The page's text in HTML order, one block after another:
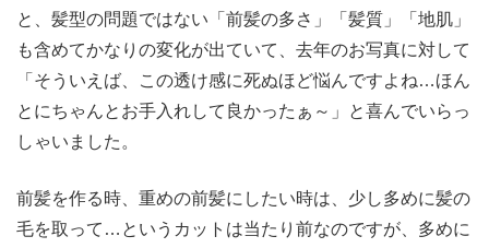
と、髪型の問題ではない「前髪の多さ」「髪質」「地肌」
も含めてかなりの変化が出ていて、去年のお写真に対して
「そういえば、この透け感に死ぬほど悩んですよね…ほん
とにちゃんとお手入れして良かったぁ～」と喜んでいらっ
しゃいました。
前髪を作る時、重めの前髪にしたい時は、少し多めに髪の
毛を取って…というカットは当たり前なのですが、多めに